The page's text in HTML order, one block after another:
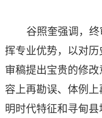
谷照奎强调，
挥专业优势，以对
审稿提出宝贵的修
容上再勘误、体例
明时代特征和寻甸县